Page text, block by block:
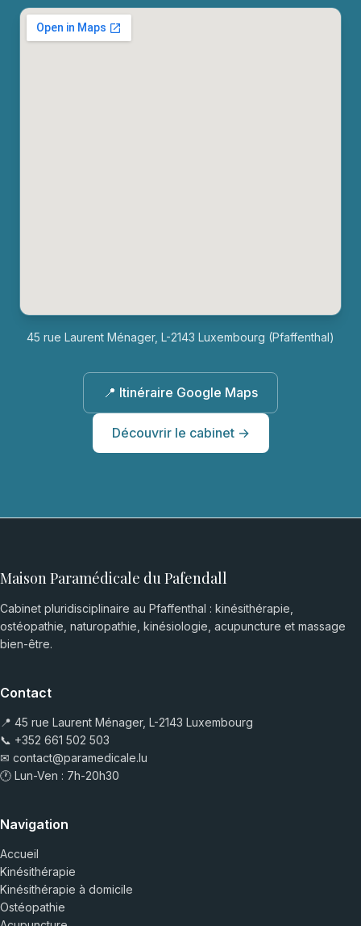
45 rue Laurent Ménager, L-2143 Luxembourg (Pfaffenthal)
📍 Itinéraire Google Maps
Découvrir le cabinet →
Maison Paramédicale du Pafendall
Cabinet pluridisciplinaire au Pfaffenthal : kinésithérapie,
ostéopathie, naturopathie, kinésiologie, acupuncture et massage
bien-être.
Contact
📍 45 rue Laurent Ménager, L-2143 Luxembourg
📞 +352 661 502 503
✉ contact@paramedicale.lu
🕐 Lun-Ven : 7h-20h30
Navigation
Accueil
Kinésithérapie
Kinésithérapie à domicile
Ostéopathie